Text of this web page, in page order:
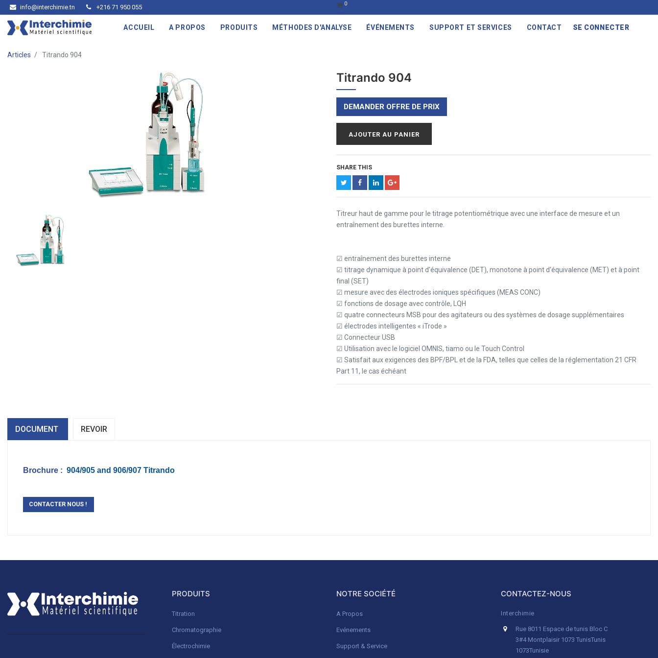
info@interchimie.tn +216 71 950 055 0
ACCUEIL A PROPOS PRODUITS MÉTHODES D'ANALYSE ÉVÉNEMENTS SUPPORT ET SERVICES CONTACT SE CONNECTER
Articles Titrando 904
Titrando 904
DEMANDER OFFRE DE PRIX
AJOUTER AU PANIER
SHARE THIS
Titreur haut de gamme pour le titrage potentiométrique avec une interface de mesure et un
entraînement des burettes interne.
☑ entraînement des burettes interne
☑ titrage dynamique à point d'équivalence (DET), monotone à point d'équivalence (MET) et à point
final (SET)
☑ mesure avec des électrodes ioniques spécifiques (MEAS CONC)
☑ fonctions de dosage avec contrôle, LQH
☑ quatre connecteurs MSB pour des agitateurs ou des systèmes de dosage supplémentaires
☑ électrodes intelligentes « iTrode »
☑ Connecteur USB
☑ Utilisation avec le logiciel OMNIS, tiamo ou le Touch Control
☑ Satisfait aux exigences des BPF/BPL et de la FDA, telles que celles de la réglementation 21 CFR
Part 11, le cas échéant
DOCUMENT REVOIR
Brochure : 904/905 and 906/907 Titrando
CONTACTER NOUS !
PRODUITS
Titration
Chromatographie
Électrochimie
NOTRE SOCIÉTÉ
A Propos
Evénements
Support & Service
CONTACTEZ-NOUS
Interchimie
Rue 8011 Espace de tunis Bloc C
3#4 Montplaisir 1073 TunisTunis
1073Tunisie